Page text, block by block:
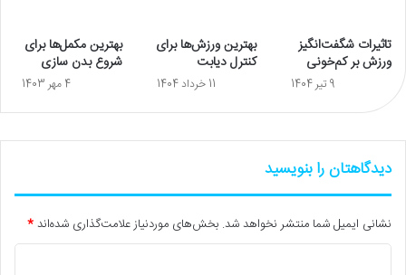
تاثیرات شگفت‌انگیز
ورزش بر کم‌خونی
9 تیر 1404
بهترین ورزش‌ها برای
کنترل دیابت
11 خرداد 1404
بهترین مکمل‌ها برای
شروع بدن سازی
4 مهر 1403
دیدگاهتان را بنویسید
نشانی ایمیل شما منتشر نخواهد شد. بخش‌های موردنیاز علامت‌گذاری شده‌اند*